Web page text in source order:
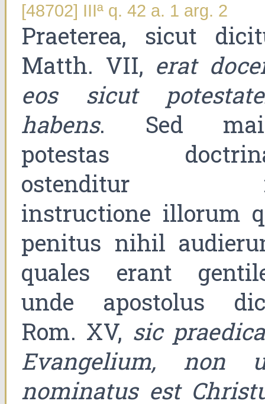
[48702] IIIª q. 42 a. 1 arg. 2
Praeterea, sicut
Matth. VII, erat
eos sicut
habens. Sed
potestas
ostenditur
instructione illorum
penitus nihil
quales erant
unde apostolus
Rom. XV, sic
Evangelium, non
nominatus est